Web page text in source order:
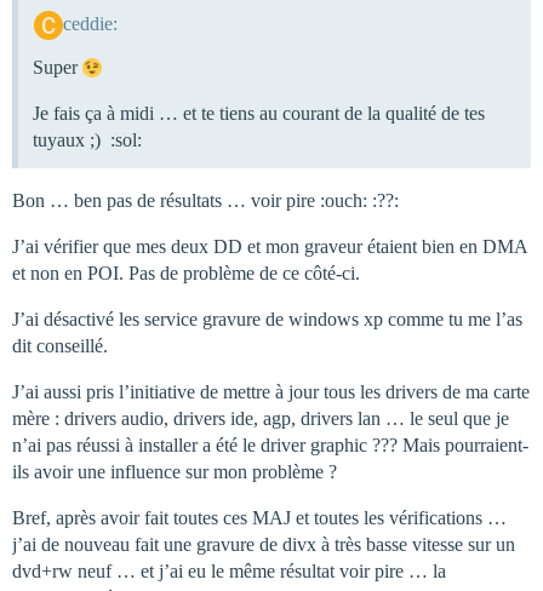
ceddie:
Super
Je fais ça à midi … et te tiens au courant de la qualité de tes
tuyaux ;) :sol:
Bon … ben pas de résultats … voir pire :ouch: :??:
J’ai vérifier que mes deux DD et mon graveur étaient bien en DMA
et non en POI. Pas de problème de ce côté-ci.
J’ai désactivé les service gravure de windows xp comme tu me l’as
dit conseillé.
J’ai aussi pris l’initiative de mettre à jour tous les drivers de ma carte
mère : drivers audio, drivers ide, agp, drivers lan … le seul que je
n’ai pas réussi à installer a été le driver graphic ??? Mais pourraient-
ils avoir une influence sur mon problème ?
Bref, après avoir fait toutes ces MAJ et toutes les vérifications …
j’ai de nouveau fait une gravure de divx à très basse vitesse sur un
dvd+rw neuf … et j’ai eu le même résultat voir pire … la